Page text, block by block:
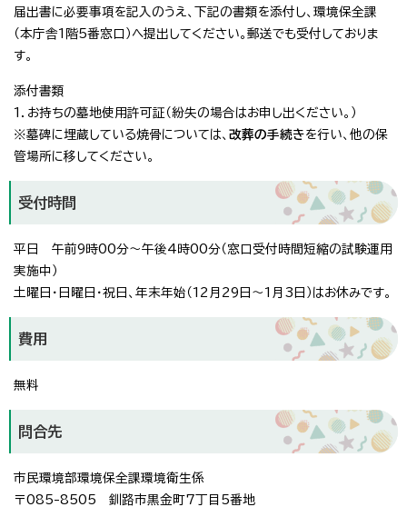
届出書に必要事項を記入のうえ、下記の書類を添付し、環境保全課
（本庁舎1階5番窓口）へ提出してください。郵送でも受付しておりま
す。
添付書類
1．お持ちの墓地使用許可証（紛失の場合はお申し出ください。）
※墓碑に埋蔵している焼骨については、 改葬の手続きを行い、他の保
管場所に移してください。
受付時間
平日 午前9時00分～午後4時00分（窓口受付時間短縮の試験運用
実施中）
土曜日・日曜日・祝日、年末年始（12月29日～1月3日）はお休みです。
費用
無料
問合先
市民環境部環境保全課環境衛生係
〒085-8505 釧路市黒金町7丁目5番地